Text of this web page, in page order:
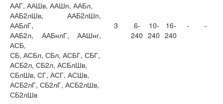
ААГ, ААШв, ААШп, ААБл,
ААБ2лШв, ААБ2лШп,
ААБлГ,
ААБ2л, ААБнлГ, ААШнг,
АСБ,
СБ, АСБл, СБл, АСБГ, СБГ,
АСБ2л, СБ2л, АСБлШв,
СБлШв, СГ, АСГ, АСШв,
АСБ2лГ, СБ2лГ, АСБ2лШв,
СБ2лШв
3
6-
240
10-
240
16-
240
- -